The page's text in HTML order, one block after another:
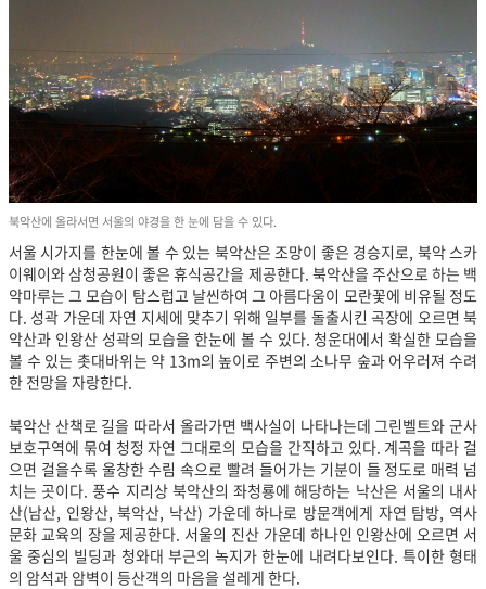
북악산에 올라서면 서울의 야경을 한 눈에 담을 수 있다.
서울 시가지를 한눈에 볼 수 있는 북악산은 조망이 좋은 경승지로, 북악 스카
이웨이와 삼청공원이 좋은 휴식공간을 제공한다. 북악산을 주산으로 하는 백
악마루는 그 모습이 탐스럽고 날씬하여 그 아름다움이 모란꽃에 비유될 정도
다. 성곽 가운데 자연 지세에 맞추기 위해 일부를 돌출시킨 곡장에 오르면 북
악산과 인왕산 성곽의 모습을 한눈에 볼 수 있다. 청운대에서 확실한 모습을
볼 수 있는 촛대바위는 약 13m의 높이로 주변의 소나무 숲과 어우러져 수려
한 전망을 자랑한다.
북악산 산책로 길을 따라서 올라가면 백사실이 나타나는데 그린벨트와 군사
보호구역에 묶여 청정 자연 그대로의 모습을 간직하고 있다. 계곡을 따라 걸
으면 걸을수록 울창한 수림 속으로 빨려 들어가는 기분이 들 정도로 매력 넘
치는 곳이다. 풍수 지리상 북악산의 좌청룡에 해당하는 낙산은 서울의 내사
산(남산, 인왕산, 북악산, 낙산) 가운데 하나로 방문객에게 자연 탐방, 역사
문화 교육의 장을 제공한다. 서울의 진산 가운데 하나인 인왕산에 오르면 서
울 중심의 빌딩과 청와대 부근의 녹지가 한눈에 내려다보인다. 특이한 형태
의 암석과 암벽이 등산객의 마음을 설레게 한다.